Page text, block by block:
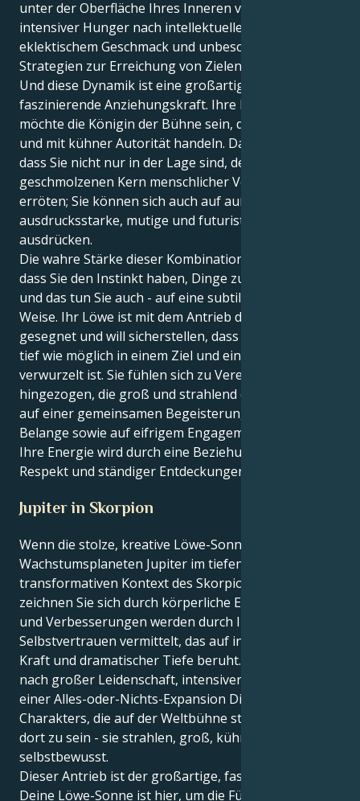
unter der Oberfläche Ihres Inneren verbirgt sich ein
intensiver Hunger nach intellektueller Anregung,
eklektischem Geschmack und unbeschwerten
Strategien zur Erreichung von Zielen.
Und diese Dynamik ist eine großartige und
faszinierende Anziehungskraft. Ihre Löwe-Sonne
möchte die Königin der Bühne sein, das Sagen haben
und mit kühner Autorität handeln. Das bedeutet,
dass Sie nicht nur in der Lage sind, den
geschmolzenen Kern menschlicher Verbundenheit zu
erröten; Sie können sich auch auf außerordentlich
ausdrucksstarke, mutige und futuristische Weise
ausdrücken.
Die wahre Stärke dieser Kombination liegt darin,
dass Sie den Instinkt haben, Dinge zu verwirklichen,
und das tun Sie auch - auf eine subtil entschlossene
Weise. Ihr Löwe ist mit dem Antrieb der Zwillinge
gesegnet und will sicherstellen, dass all sein Getue so
tief wie möglich in einem Ziel und einem Publikum
verwurzelt ist. Sie fühlen sich zu Vereinigungen
hingezogen, die groß und strahlend erscheinen und
auf einer gemeinsamen Begeisterung für soziale
Belange sowie auf eifrigem Engagement beruhen.
Ihre Energie wird durch eine Beziehung voller
Respekt und ständiger Entdeckungen beflügelt.
Jupiter in Skorpion
Wenn die stolze, kreative Löwe-Sonne auf den
Wachstumsplaneten Jupiter im tiefen,
transformativen Kontext des Skorpions trifft,
zeichnen Sie sich durch körperliche Expansion aus,
und Verbesserungen werden durch Ihr
Selbstvertrauen vermittelt, das auf intellektueller
Kraft und dramatischer Tiefe beruht. Sie sehnen sich
nach großer Leidenschaft, intensiver Loyalität und
einer Alles-oder-Nichts-Expansion Die Aspekte Ihres
Charakters, die auf der Weltbühne stehen, lieben es,
dort zu sein - sie strahlen, groß, kühn und
selbstbewusst.
Dieser Antrieb ist der großartige, faszinierende.
Deine Löwe-Sonne ist hier, um die Führung zu